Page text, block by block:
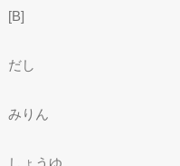
[B]
だし
みりん
しょうゆ